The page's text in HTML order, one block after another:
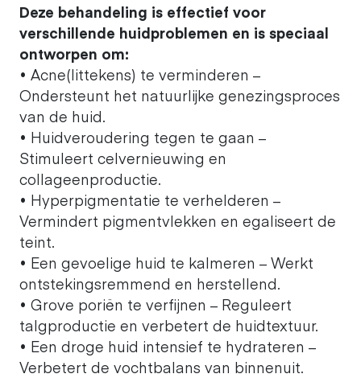
Deze behandeling is effectief voor
verschillende huidproblemen en is speciaal
ontworpen om:
• Acne(littekens) te verminderen –
Ondersteunt het natuurlijke genezingsproces
van de huid.
• Huidveroudering tegen te gaan –
Stimuleert celvernieuwing en
collageenproductie.
• Hyperpigmentatie te verhelderen –
Vermindert pigmentvlekken en egaliseert de
teint.
• Een gevoelige huid te kalmeren – Werkt
ontstekingsremmend en herstellend.
• Grove poriën te verfijnen – Reguleert
talgproductie en verbetert de huidtextuur.
• Een droge huid intensief te hydrateren –
Verbetert de vochtbalans van binnenuit.